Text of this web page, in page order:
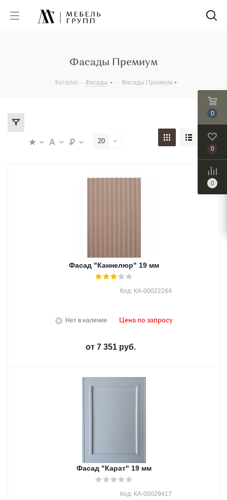
Фасады Премиум
Каталог - Фасады - Фасады Премиум
20
Фасад "Каннелюр" 19 мм
Нет в наличии
Код: КА-00022264
Цена по запросу
от 7 351 руб.
Фасад "Карат" 19 мм
Код: КА-00029417
0
0
0